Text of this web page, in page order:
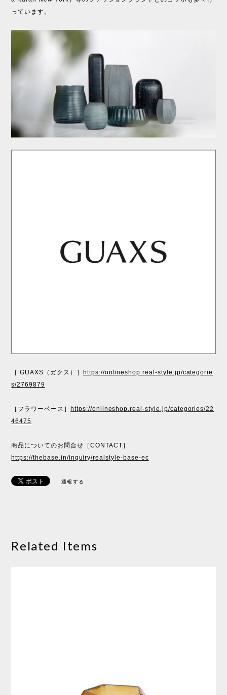
っています。
［ GUAXS（ガクス）］
https://onlineshop.real-style.jp/categorie
s/2769879
［フラワーベース］
https://onlineshop.real-style.jp/categories/22
46475
商品についてのお問合せ［CONTACT］
https://thebase.in/inquiry/realstyle-base-ec
通報する
Related Items